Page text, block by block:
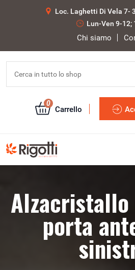
Loc. Laghetti Di Vela 7-
Lun-Ven 9-12;
Chi siamo
0
Carrello
porta